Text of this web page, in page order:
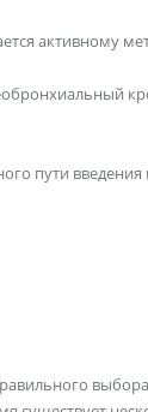
активному
пути введения